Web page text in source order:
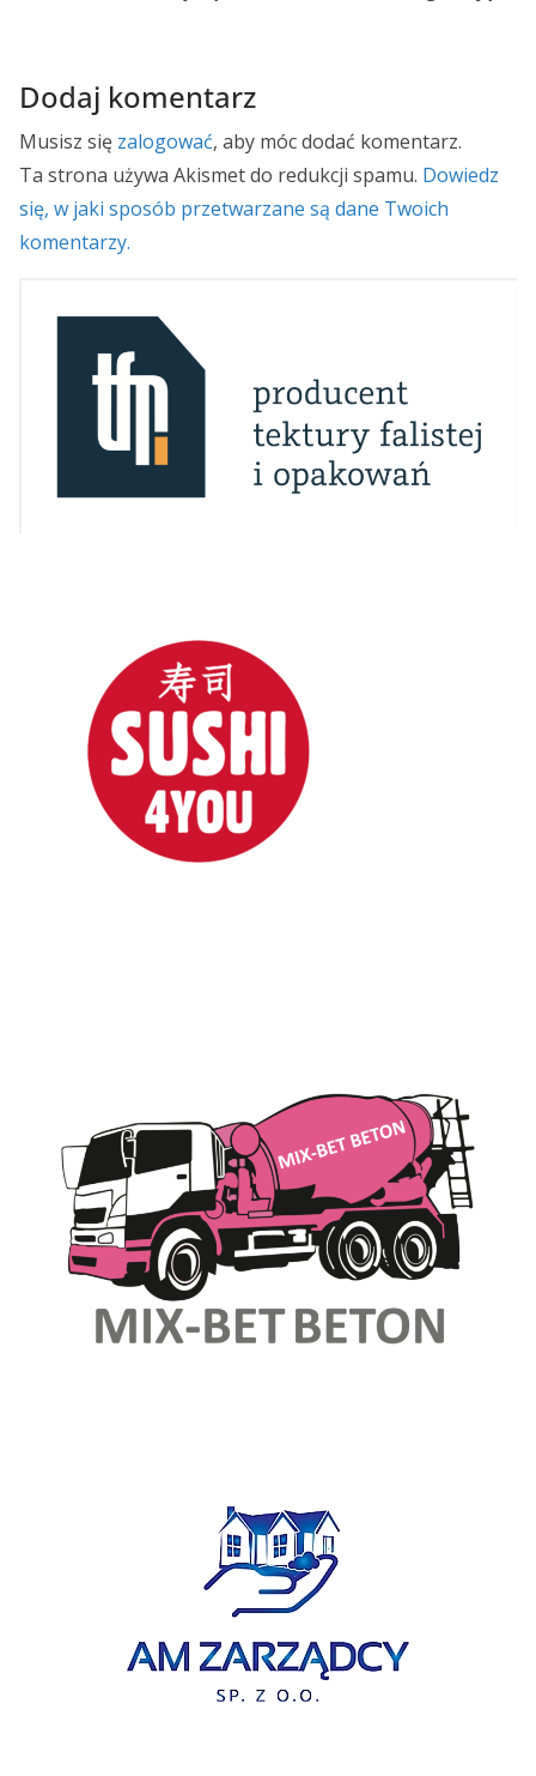
Dodaj komentarz
Musisz się zalogować, aby móc dodać komentarz.
Ta strona używa Akismet do redukcji spamu. Dowiedz
się, w jaki sposób przetwarzane są dane Twoich
komentarzy.